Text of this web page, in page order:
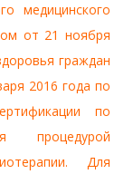
медицинского
от 21 ноября
граждан
2016 года по
по
процедурой
Для